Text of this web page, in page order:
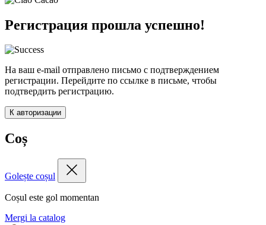
Регистрация прошла успешно!
На ваш e-mail отправлено письмо с подтверждением
регистрации. Перейдите по ссылке в письме, чтобы
подтвердить регистрацию.
К авторизации
Coș
Golește coșul
Coșul este gol momentan
Mergi la catalog